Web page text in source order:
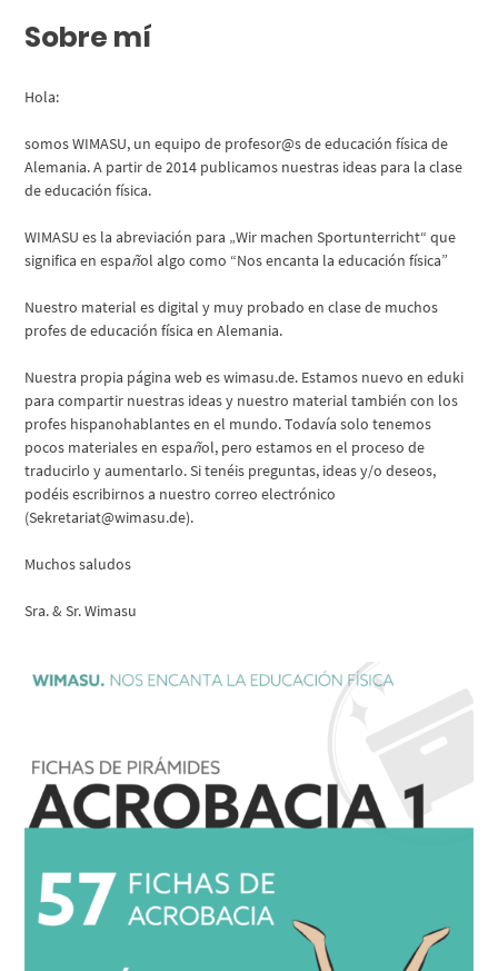
Sobre mí
Hola:
somos WIMASU, un equipo de profesor@s de educación física de
Alemania. A partir de 2014 publicamos nuestras ideas para la clase
de educación física.
WIMASU es la abreviación para „Wir machen Sportunterricht“ que
significa en español algo como “Nos encanta la educación física”
Nuestro material es digital y muy probado en clase de muchos
profes de educación física en Alemania.
Nuestra propia página web eswimasu.de. Estamos nuevo en eduki
para compartir nuestras ideas y nuestro material también con los
profes hispanohablantes en el mundo. Todavía solo tenemos
pocos materiales en español, pero estamos en el proceso de
traducirlo y aumentarlo. Si tenéis preguntas, ideas y/o deseos,
podéis escribirnos a nuestro correo electrónico
(Sekretariat@wimasu.de).
Muchos saludos
Sra. & Sr. Wimasu